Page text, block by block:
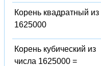
Корень квадратный из
1625000
Корень кубический из
числа 1625000 =